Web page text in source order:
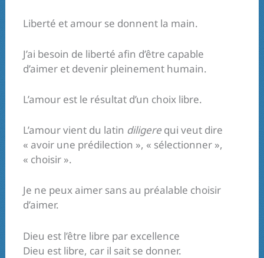
Liberté et amour se donnent la main.
J’ai besoin de liberté afin d’être capable
d’aimer et devenir pleinement humain.
L’amour est le résultat d’un choix libre.
L’amour vient du latin diligere qui veut dire
« avoir une prédilection », « sélectionner »,
« choisir ».
Je ne peux aimer sans au préalable choisir
d’aimer.
Dieu est l’être libre par excellence
Dieu est libre, car il sait se donner.